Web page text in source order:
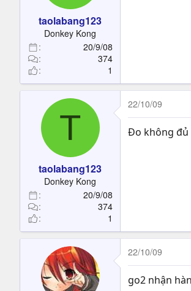
taolabang123
Donkey Kong
20/9/08
374
1
T
taolabang123
Donkey Kong
20/9/08
374
1
22/10/09
Đo không đủ
22/10/09
go2 nhận